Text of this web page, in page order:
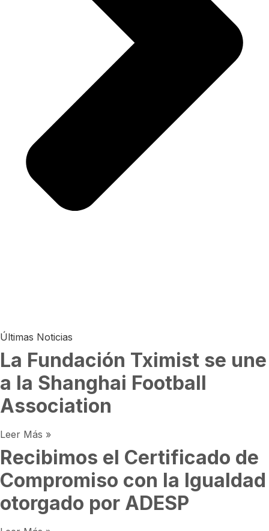
Últimas Noticias
La Fundación Tximist se une
a la Shanghai Football
Association
Leer Más »
Recibimos el Certificado de
Compromiso con la Igualdad
otorgado por ADESP